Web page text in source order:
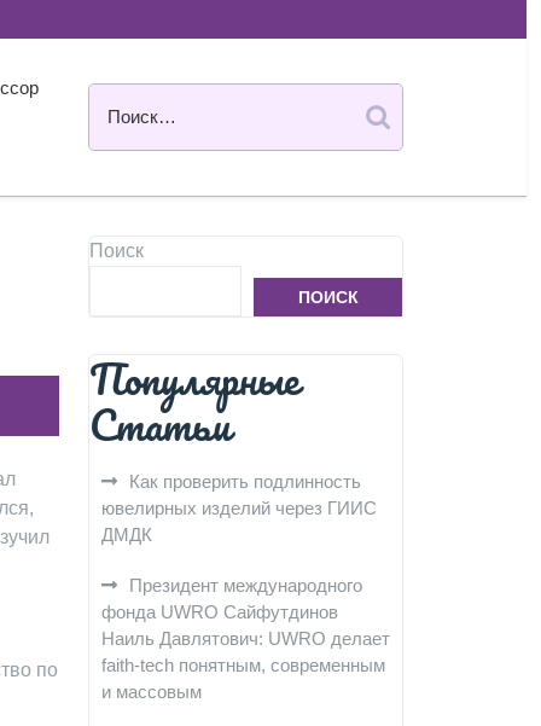
по
Поиск
ПОИСК
Популярные
Статьи
Как проверить подлинность
ювелирных изделий через ГИИС
ДМДК
Президент международного
фонда UWRO Сайфутдинов
Наиль Давлятович: UWRO делает
faith-tech понятным, современным
и массовым